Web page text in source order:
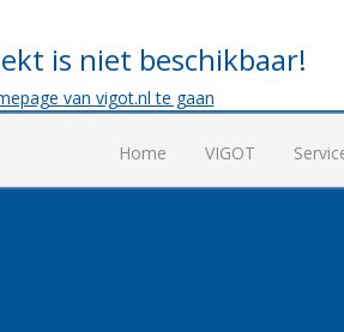
is niet beschikbaar!
van vigot.nl te gaan
Home VIGOT